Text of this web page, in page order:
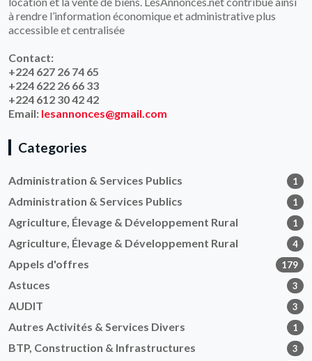
à rendre l’information économique et administrative plus
accessible et centralisée
Contact:
+224 627 26 74 65
+224 622 26 66 33
+224 612 30 42 42
Email: lesannonces@gmail.com
Categories
Administration & Services Publics 1
Administration & Services Publics 1
Agriculture, Élevage & Développement Rural 1
Agriculture, Élevage & Développement Rural 4
Appels d'offres 179
Astuces 3
AUDIT 3
Autres Activités & Services Divers 1
BTP, Construction & Infrastructures 3